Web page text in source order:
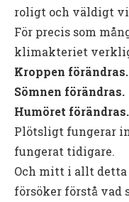
roligt och väldigt
För precis som
klimakteriet
Kroppen förändras.
Sömnen förändras.
Humöret förändras.
Plötsligt fungerar
fungerat tidigare.
Och mitt i allt detta
försöker förstå vad